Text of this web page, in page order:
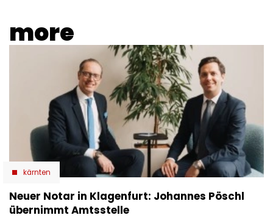
more
kärnten
Neuer Notar in Klagenfurt: Johannes Pöschl
übernimmt Amtsstelle